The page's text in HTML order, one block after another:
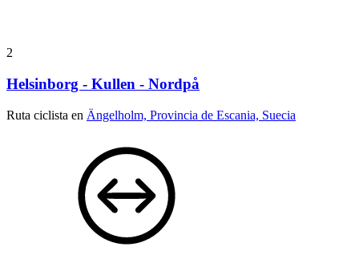
2
Helsinborg - Kullen - Nordpå
Ruta ciclista en Ängelholm, Provincia de Escania, Suecia